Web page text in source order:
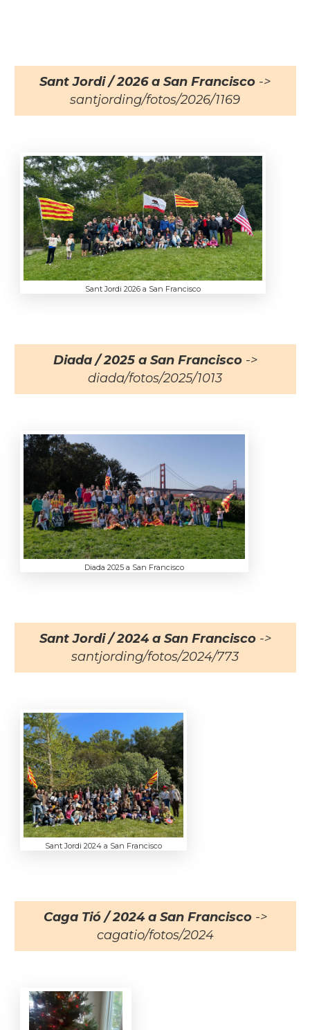
Sant Jordi / 2026 a San Francisco ->
santjording/fotos/2026/1169
Sant Jordi 2026 a San Francisco
Diada / 2025 a San Francisco->
diada/fotos/2025/1013
Diada 2025 a San Francisco
Sant Jordi / 2024 a San Francisco->
santjording/fotos/2024/773
Sant Jordi 2024 a San Francisco
Caga Tió / 2024 a San Francisco->
cagatio/fotos/2024